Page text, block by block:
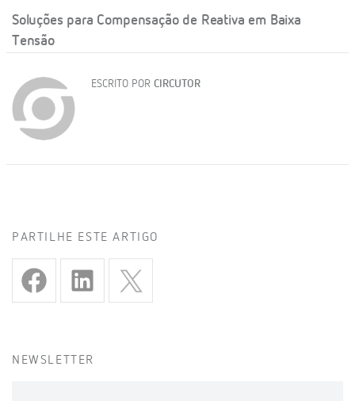
Soluções para Compensação de Reativa em Baixa
Tensão
ESCRITO POR CIRCUTOR
PARTILHE ESTE ARTIGO
NEWSLETTER